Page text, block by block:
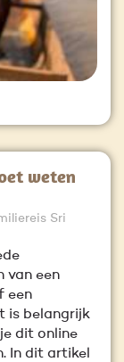
weten
Sri
van een
een
is belangrijk
dit online
In dit artikel